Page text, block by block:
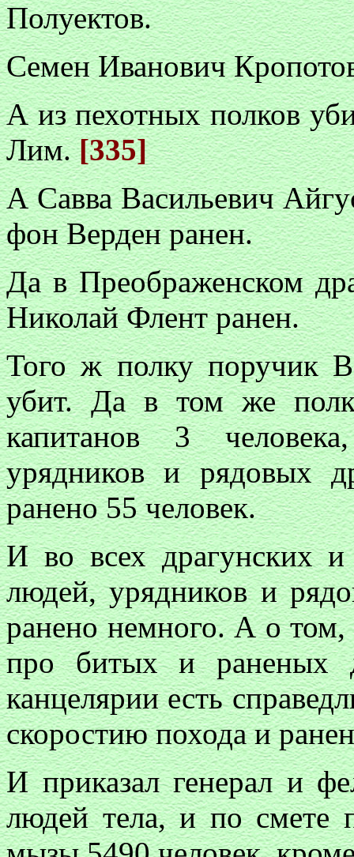
Полуектов.
Семен Иванович
А из пехотных полков
Лим.[335]
А Савва Васильевич
фон Верден ранен.
Да в Преображенском
Николай Флент ранен.
Того ж полку поручик
убит. Да в том же
капитанов 3
урядников и рядовых
ранено 55 человек.
И во всех драгунских и
людей, урядников и
ранено немного. А о том,
про битых и раненых
канцелярии есть
скоростию похода и
И приказал генерал и
людей тела, и по смете